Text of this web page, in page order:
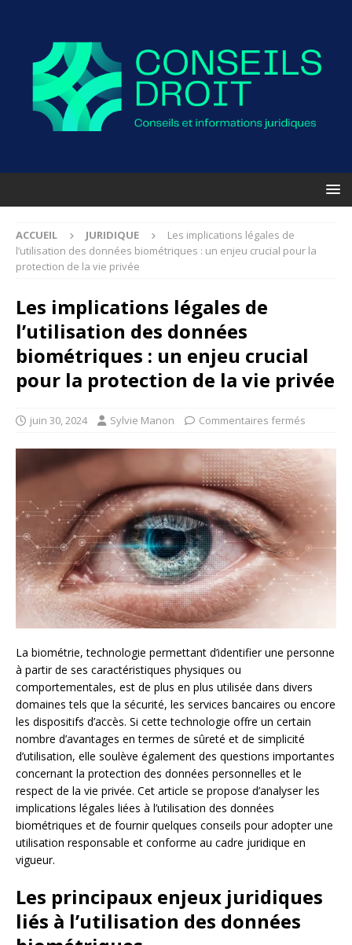
ACCUEIL JURIDIQUE
Les implications légales de
l’utilisation des données biométriques : un enjeu crucial pour la
protection de la vie privée
Les implications légales de
l’utilisation des données
biométriques : un enjeu crucial
pour la protection de la vie privée
juin 30, 2024 Sylvie Manon Commentaires fermés
La biométrie, technologie permettant d’identifier une personne
à partir de ses caractéristiques physiques ou
comportementales, est de plus en plus utilisée dans divers
domaines tels que la sécurité, les services bancaires ou encore
les dispositifs d’accès. Si cette technologie offre un certain
nombre d’avantages en termes de sûreté et de simplicité
d’utilisation, elle soulève également des questions importantes
concernant la protection des données personnelles et le
respect de la vie privée. Cet article se propose d’analyser les
implications légales liées à l’utilisation des données
biométriques et de fournir quelques conseils pour adopter une
utilisation responsable et conforme au cadre juridique en
vigueur.
Les principaux enjeux juridiques
liés à l’utilisation des données